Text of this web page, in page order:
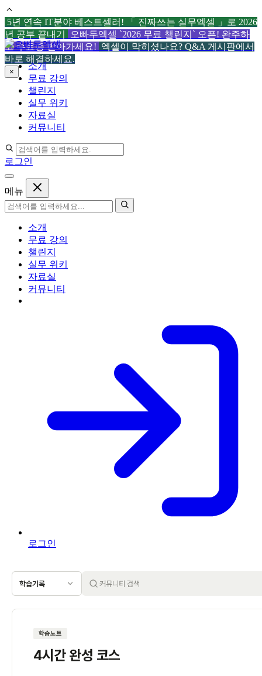
5년 연속 IT분야 베스트셀러! 「 진짜쓰는 실무엑셀 」로 2026
년 공부 끝내기
오빠두엑셀 `2026 무료 챌린지` 오픈! 완주하
고 수료증 받아가세요! 엑셀이 막히셨나요? Q&A 게시판에서
바로 해결하세요.
×
컨
텐
츠
로
소개
무료 강의
챌린지
실무 위키
자료실
커뮤니티
로그인
메뉴
소개
무료 강의
챌린지
실무 위키
자료실
커뮤니티
로그인
학습기록
학습노트
4시간 완성 코스